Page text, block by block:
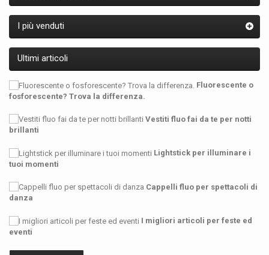
I più venduti
Ultimi articoli
Fluorescente o
fosforescente? Trova la differenza.
Vestiti fluo fai da te per notti
brillanti
Lightstick per illuminare i
tuoi momenti
Cappelli fluo per spettacoli di
danza
I migliori articoli per feste ed
eventi